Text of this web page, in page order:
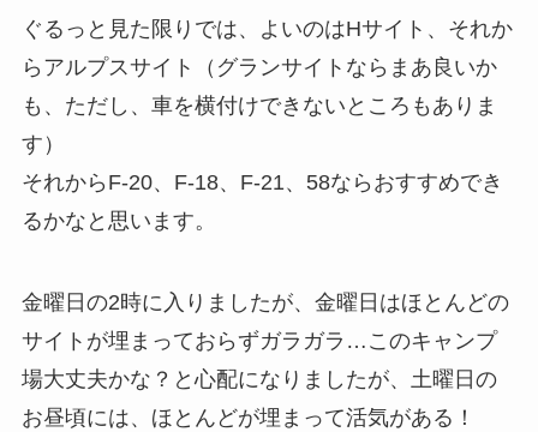
ぐるっと見た限りでは、よいのはHサイト、それか
らアルプスサイト（グランサイトならまあ良いか
も、ただし、車を横付けできないところもありま
す）
それからF-20、F-18、F-21、58ならおすすめでき
るかなと思います。
金曜日の2時に入りましたが、金曜日はほとんどの
サイトが埋まっておらずガラガラ…このキャンプ
場大丈夫かな？と心配になりましたが、土曜日の
お昼頃には、ほとんどが埋まって活気がある！